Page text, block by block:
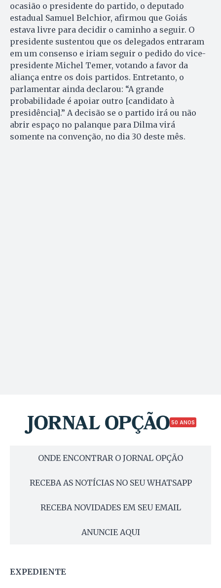
ocasião o presidente do partido, o deputado
estadual Samuel Belchior, afirmou que Goiás
estava livre para decidir o caminho a seguir. O
presidente sustentou que os delegados entraram
em um consenso e iriam seguir o pedido do vice-
presidente Michel Temer, votando a favor da
aliança entre os dois partidos. Entretanto, o
parlamentar ainda declarou: “A grande
probabilidade é apoiar outro [candidato à
presidência].” A decisão se o partido irá ou não
abrir espaço no palanque para Dilma virá
somente na convenção, no dia 30 deste mês.
50 ANOS
ONDE ENCONTRAR O JORNAL OPÇÃO
RECEBA AS NOTÍCIAS NO SEU WHATSAPP
RECEBA NOVIDADES EM SEU EMAIL
ANUNCIE AQUI
EXPEDIENTE